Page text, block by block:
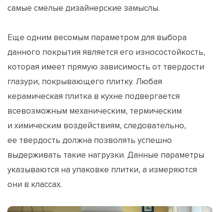
самые смелые дизайнерские замыслы.
Еще одним весомым параметром для выбора
данного покрытия является его износостойкость,
которая имеет прямую зависимость от твердости
глазури, покрывающего плитку. Любая
керамическая плитка в кухне подвергается
всевозможным механическим, термическим
и химическим воздействиям, следовательно,
ее твердость должна позволять успешно
выдерживать такие нагрузки. Данные параметры
указываются на упаковке плитки, а измеряются
они в классах.